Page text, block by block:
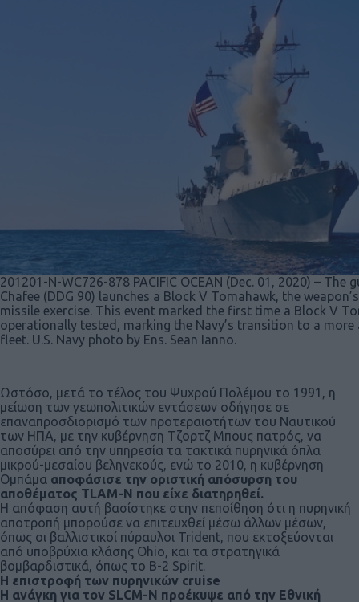
201201-N-WC726-878 PACIFIC OCEAN (Dec. 01, 2020) – The
Chafee (DDG 90) launches a Block V Tomahawk, the
missile exercise. This event marked the first time a Block V
operationally tested, marking the Navy’s transition to a
fleet. U.S. Navy photo by Ens. Sean Ianno.
Ωστόσο, μετά το τέλος του Ψυχρού Πολέμου το 1991, η
μείωση των γεωπολιτικών εντάσεων οδήγησε σε
επαναπροσδιορισμό των προτεραιοτήτων του Ναυτικού
των ΗΠΑ, με την κυβέρνηση Τζορτζ Μπους πατρός, να
αποσύρει από την υπηρεσία τα τακτικά πυρηνικά όπλα
μικρού-μεσαίου βεληνεκούς, ενώ το 2010, η κυβέρνηση
Ομπάμα αποφάσισε την οριστική απόσυρση του
αποθέματος TLAM-N που είχε διατηρηθεί.
Η απόφαση αυτή βασίστηκε στην πεποίθηση ότι η πυρηνική
αποτροπή μπορούσε να επιτευχθεί μέσω άλλων μέσων,
όπως οι βαλλιστικοί πύραυλοι Trident, που εκτοξεύονται
από υποβρύχια κλάσης Ohio, και τα στρατηγικά
βομβαρδιστικά, όπως το B-2 Spirit.
Η επιστροφή των πυρηνικών cruise
Η ανάγκη για τον SLCM-N προέκυψε από την Εθνική